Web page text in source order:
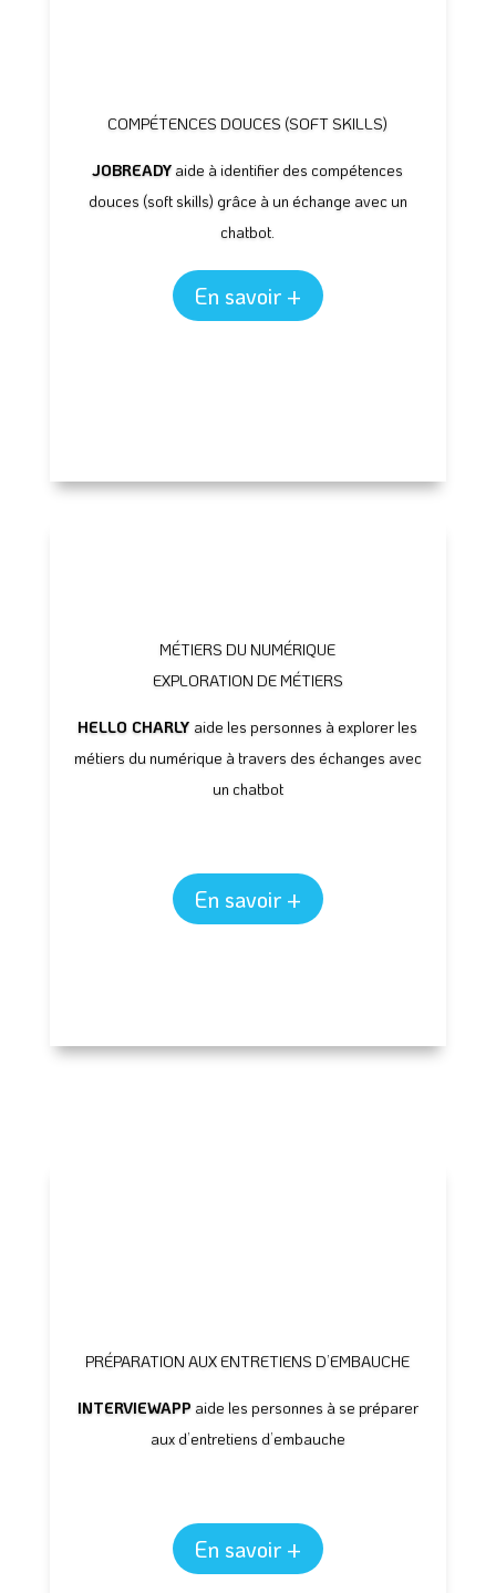
COMPÉTENCES DOUCES (SOFT SKILLS)
JOBREADY aide à identifier des compétences
douces (soft skills) grâce à un échange avec un
chatbot.
En savoir +
MÉTIERS DU NUMÉRIQUE
EXPLORATION DE MÉTIERS
HELLO CHARLY aide les personnes à explorer les
métiers du numérique à travers des échanges avec
un chatbot
En savoir +
PRÉPARATION AUX ENTRETIENS D’EMBAUCHE
INTERVIEWAPP aide les personnes à se préparer
aux d’entretiens d’embauche
En savoir +